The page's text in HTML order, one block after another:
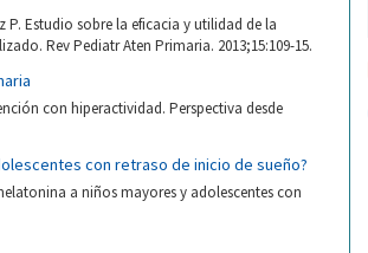
P. Estudio sobre la eficacia y utilidad de la
Rev Pediatr Aten Primaria. 2013;15:109-15.
con hiperactividad. Perspectiva desde
con retraso de inicio de sueño?
a niños mayores y adolescentes con